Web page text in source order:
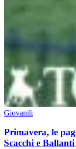
Giovanili
Primavera, le
Scacchi e